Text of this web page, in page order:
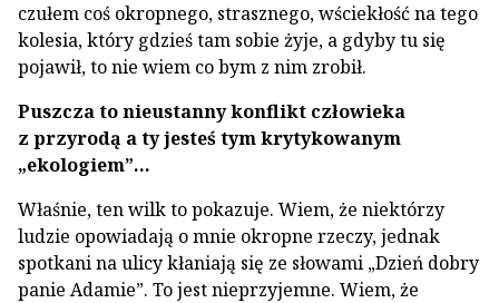
czułem coś okropnego, strasznego, wściekłość na tego
kolesia, który gdzieś tam sobie żyje, a gdyby tu się
pojawił, to nie wiem co bym z nim zrobił.
Puszcza to nieustanny konflikt człowieka
z przyrodą a ty jesteś tym krytykowanym
„ekologiem”…
Właśnie, ten wilk to pokazuje. Wiem, że niektórzy
ludzie opowiadają o mnie okropne rzeczy, jednak
spotkani na ulicy kłaniają się ze słowami „Dzień dobry
panie Adamie”. To jest nieprzyjemne. Wiem, że